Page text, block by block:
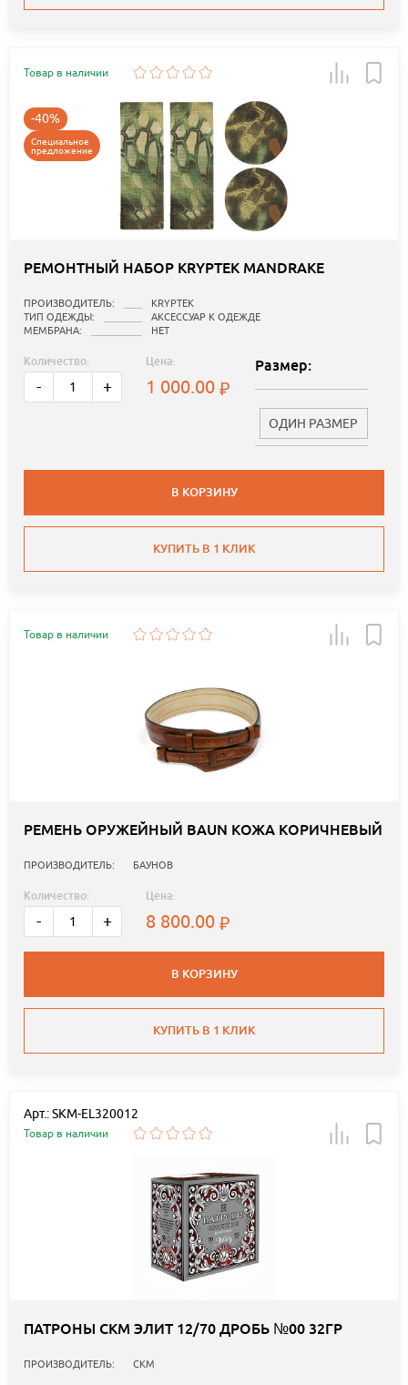
Товар в наличии
-40%
Специальное
предложение
РЕМОНТНЫЙ НАБОР KRYPTEK MANDRAKE
ПРОИЗВОДИТЕЛЬ:
KRYPTEK
ТИП ОДЕЖДЫ:
АКСЕССУАР К ОДЕЖДЕ
МЕМБРАНА:
НЕТ
Количество:
- +
Цена:
1 000.00
Размер:
ОДИН РАЗМЕР
В КОРЗИНУ
КУПИТЬ В 1 КЛИК
Товар в наличии
РЕМЕНЬ ОРУЖЕЙНЫЙ BAUN КОЖА КОРИЧНЕВЫЙ
ПРОИЗВОДИТЕЛЬ: БАУНОВ
Количество:
- +
Цена:
8 800.00
В КОРЗИНУ
КУПИТЬ В 1 КЛИК
Арт.: SKM-EL320012
Товар в наличии
ПАТРОНЫ СКМ ЭЛИТ 12/70 ДРОБЬ №00 32ГР
ПРОИЗВОДИТЕЛЬ: СКМ